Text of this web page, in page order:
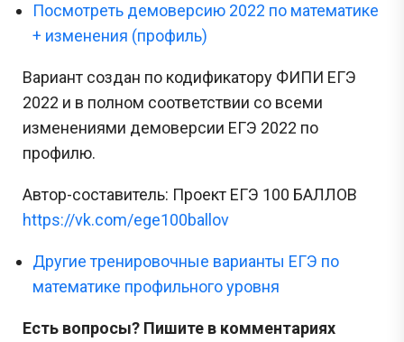
Посмотреть демоверсию 2022 по математике
+ изменения (профиль)
Вариант создан по кодификатору ФИПИ ЕГЭ
2022 и в полном соответствии со всеми
изменениями демоверсии ЕГЭ 2022 по
профилю.
Автор-составитель: Проект ЕГЭ 100 БАЛЛОВ
https://vk.com/ege100ballov
Другие тренировочные варианты ЕГЭ по
математике профильного уровня
Есть вопросы? Пишите в комментариях